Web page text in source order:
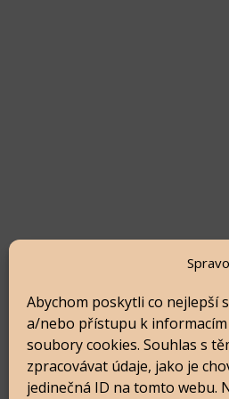
Abychom poskytli co nejlepší
a/nebo přístupu k
soubory cookies. Souhlas s
zpracovávat údaje, jako je
jedinečná ID na tomto webu.